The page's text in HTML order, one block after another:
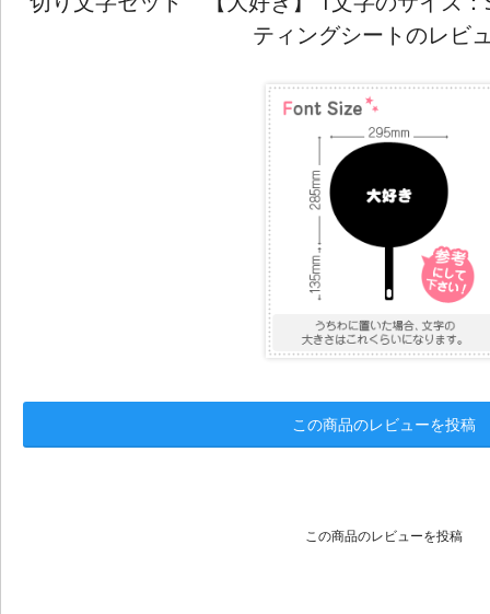
ティングシートのレビ
この商品のレビューを投稿
この商品のレビューを投稿